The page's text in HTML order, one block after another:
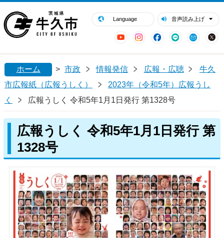
Language 音声読み上げ
YouTubeInstagram
Facebook
LINE Mail
閉じる
ホーム > 市政 情報発信 広報・広聴
牛久
市広報紙（広報うしく）
2023年（令和5年）広報うし
く
広報うしく 令和5年1月1日発行 第1328号
広報うしく 令和5年1月1日発行 第
1328号